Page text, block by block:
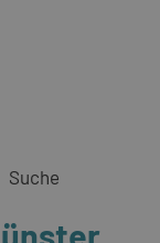
Suche